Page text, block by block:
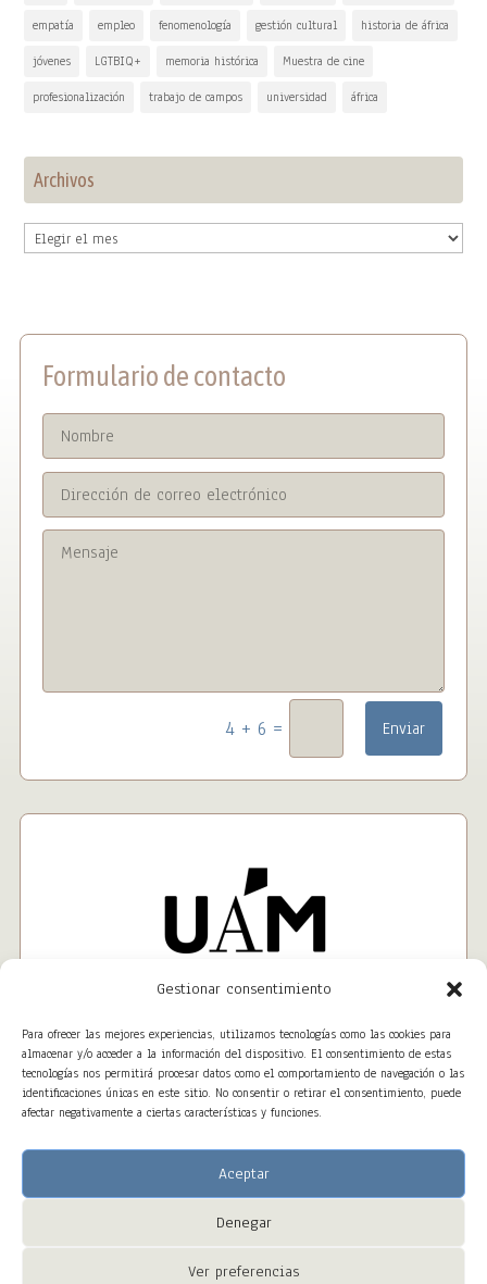
Gestionar consentimiento
Para ofrecer las mejores experiencias, utilizamos tecnologías como las cookies para
almacenar y/o acceder a la información del dispositivo. El consentimiento de estas
tecnologías nos permitirá procesar datos como el comportamiento de navegación o las
identificaciones únicas en este sitio. No consentir o retirar el consentimiento, puede
afectar negativamente a ciertas características y funciones.
Aceptar
Denegar
Ver preferencias
empatía empleo fenomenología gestión cultural historia de áfrica
jóvenes LGTBIQ+ memoria histórica Muestra de cine
profesionalización trabajo de campos universidad áfrica
Archivos
Archivos
Formulario de contacto
4 + 6 = Enviar